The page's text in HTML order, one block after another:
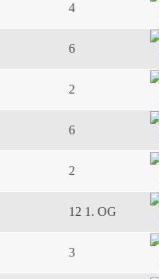
4
6
2
6
2
12 1. OG
3